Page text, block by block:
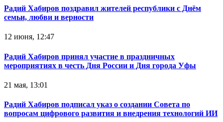
Радий Хабиров поздравил жителей республики с Днём
семьи, любви и верности
12 июня, 12:47
Радий Хабиров принял участие в праздничных
мероприятиях в честь Дня России и Дня города Уфы
21 мая, 13:01
Радий Хабиров подписал указ о создании Совета по
вопросам цифрового развития и внедрения технологий ИИ